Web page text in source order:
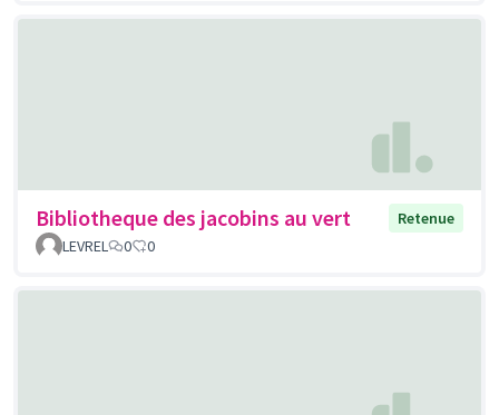
Bibliotheque des jacobins au vert
Retenue
LEVREL
0 0